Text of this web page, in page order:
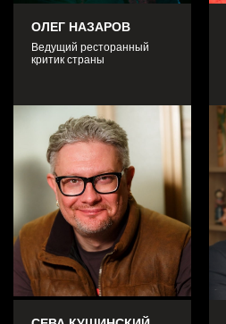
ОЛЕГ НАЗАРОВ
Ведущий ресторанный
критик страны